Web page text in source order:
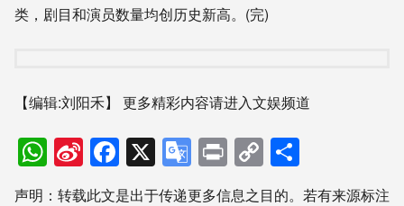
类，剧目和演员数量均创历史新高。(完)
【编辑:刘阳禾】 更多精彩内容请进入文娱频道
WhatsApp
Sina
Weibo
Facebook
X Google
Translate
PrintCopy
Link享
声明：转载此文是出于传递更多信息之目的。若有来源标注